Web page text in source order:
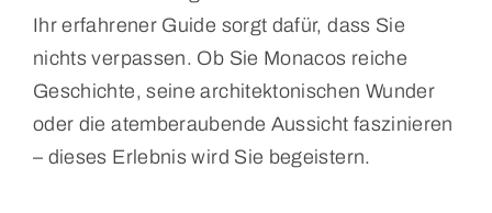
Ihr erfahrener Guide sorgt dafür, dass Sie
nichts verpassen. Ob Sie Monacos reiche
Geschichte, seine architektonischen Wunder
oder die atemberaubende Aussicht faszinieren
– dieses Erlebnis wird Sie begeistern.